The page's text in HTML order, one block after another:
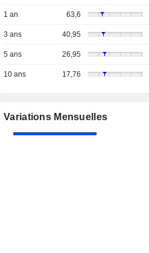
1 an 63,6
3 ans 40,95
5 ans 26,95
10 ans 17,76
Variations Mensuelles